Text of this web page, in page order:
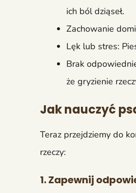
ich ból dziąseł.
Zachowanie
Lęk lub stres:
Brak
że gryzienie
Jak nauczyć
Teraz przejdziemy do
rzeczy:
1. Zapewnij